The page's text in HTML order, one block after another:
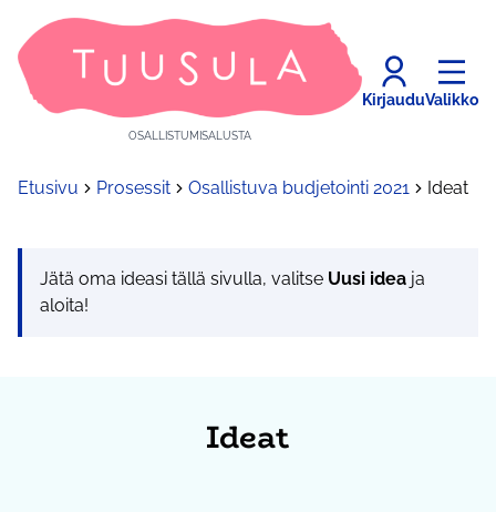
OSALLISTUMISALUSTA
KirjauduValikko
Etusivu Prosessit Osallistuva budjetointi 2021 Ideat
Jätä oma ideasi tällä sivulla, valitse Uusi idea ja
aloita!
Ideat